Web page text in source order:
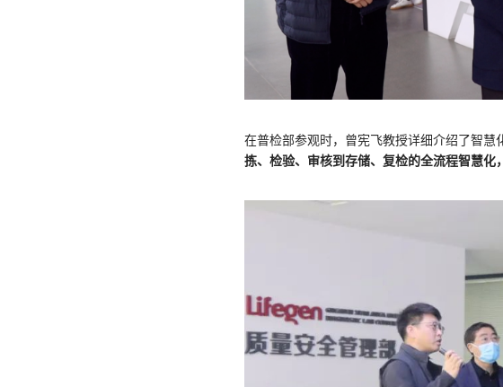
在普检部参观时，曾宪飞教授详细介绍了智慧
拣、检验、审核到存储、复检的全流程智慧化，